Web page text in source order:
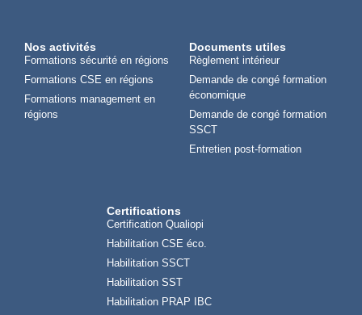
Nos activités
Formations sécurité en régions
Formations CSE en régions
Formations management en
régions
Documents utiles
Règlement intérieur
Demande de congé formation
économique
Demande de congé formation
SSCT
Entretien post-formation
Certifications
Certification Qualiopi
Habilitation CSE éco.
Habilitation SSCT
Habilitation SST
Habilitation PRAP IBC